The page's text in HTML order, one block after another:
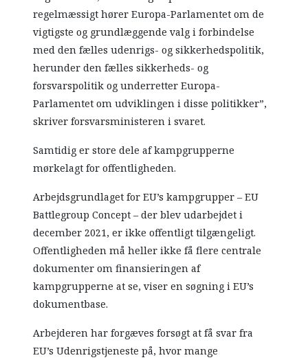
regelmæssigt hører Europa-Parlamentet om de
vigtigste og grundlæggende valg i forbindelse
med den fælles udenrigs- og sikkerhedspolitik,
herunder den fælles sikkerheds- og
forsvarspolitik og underretter Europa-
Parlamentet om udviklingen i disse politikker”,
skriver forsvarsministeren i svaret.
Samtidig er store dele af kampgrupperne
mørkelagt for offentligheden.
Arbejdsgrundlaget for EU’s kampgrupper – EU
Battlegroup Concept – der blev udarbejdet i
december 2021, er ikke offentligt tilgængeligt.
Offentligheden må heller ikke få flere centrale
dokumenter om finansieringen af
kampgrupperne at se, viser en søgning i EU’s
dokumentbase.
Arbejderen har forgæves forsøgt at få svar fra
EU’s Udenrigstjeneste på, hvor mange